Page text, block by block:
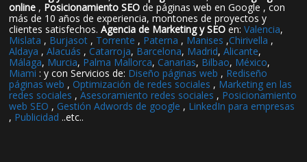
online , Posicionamiento SEO de páginas web en Google , con
más de 10 años de experiencia, montones de proyectos y
clientes satisfechos.Agencia de Marketing y SEO en:Valencia,
Mislata , Burjasot , Torrente , Paterna , Manises ,Chirivella ,
Aldaya ,Alacuás , Catarroja, Barcelona, Madrid,Alicante,
Málaga, Murcia, Palma Mallorca, Canarias, Bilbao, México,
Miami : y con Servicios de: Diseño páginas web , Rediseño
páginas web , Optimización de redes sociales , Marketing en las
redes sociales ,Asesoramiento redes sociales , Posicionamiento
web SEO , Gestión Adwords de google , LinkedIn para empresas
, Publicidad ..etc..